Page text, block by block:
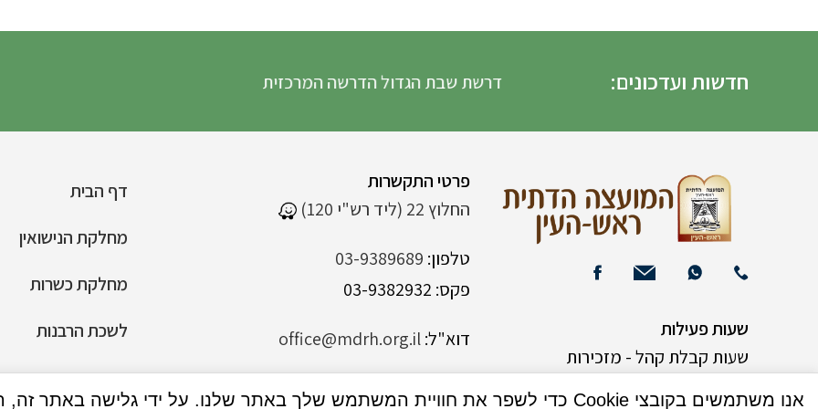
חדשות ועדכונים: דרשת שבת הגדול הדרשה המרכזית
דף הבית
מחלקת הנישואין
מחלקת כשרות
לשכת הרבנות
הצהרת נגישות
פרטי התקשרות
החלוץ 22 (ליד רש"י 120)
טלפון: 03-9389689
פקס: 03-9382932
דוא"ל:office@mdrh.org.il
שעות פעילות
שעות קבלת קהל - מזכירות
אנו משתמשים בקובצי Cookie כדי לשפר את חוויית המשתמש שלך באתר שלנו. על ידי גלישה באתר זה, הנך מסכים לשימוש שלנו בקובצי Cookie.